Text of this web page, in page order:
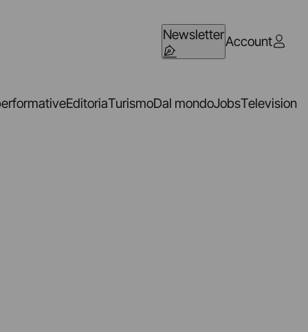
NewsletterAccount
EditoriaTurismoDal mondoJobsTelevision